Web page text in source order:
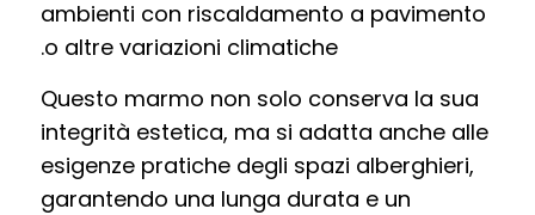
ambienti con riscaldamento a pavimento
o altre variazioni climatiche.
Questo marmo non solo conserva la sua
integrità estetica, ma si adatta anche alle
esigenze pratiche degli spazi alberghieri,
garantendo una lunga durata e un